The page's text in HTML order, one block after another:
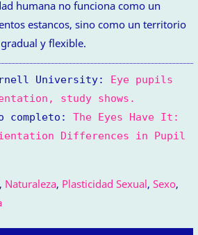
humana no funciona como un
estancos, sino como un territorio
y flexible.
University: Eye pupils
study shows.
completo: The Eyes Have It:
Differences in Pupil
, Naturaleza, Plasticidad Sexual, Sexo,